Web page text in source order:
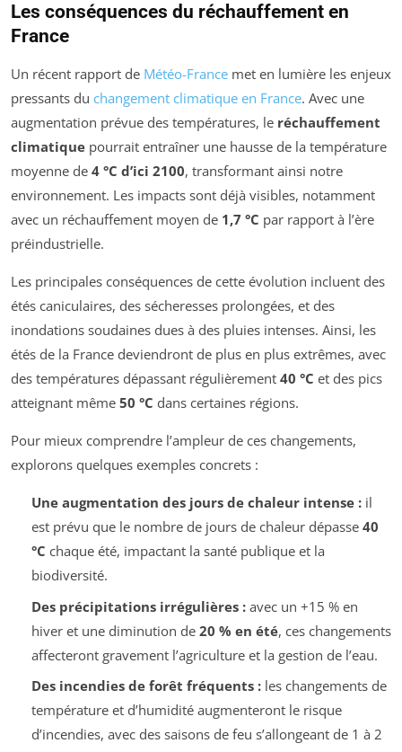
Les conséquences du réchauffement en
France
Un récent rapport de Météo-France met en lumière les enjeux
pressants du changement climatique en France. Avec une
augmentation prévue des températures, le réchauffement
climatique pourrait entraîner une hausse de la température
moyenne de 4 °C d’ici 2100, transformant ainsi notre
environnement. Les impacts sont déjà visibles, notamment
avec un réchauffement moyen de 1,7 °C par rapport à l’ère
préindustrielle.
Les principales conséquences de cette évolution incluent des
étés caniculaires, des sécheresses prolongées, et des
inondations soudaines dues à des pluies intenses. Ainsi, les
étés de la France deviendront de plus en plus extrêmes, avec
des températures dépassant régulièrement 40 °C et des pics
atteignant même 50 °C dans certaines régions.
Pour mieux comprendre l’ampleur de ces changements,
explorons quelques exemples concrets :
Une augmentation des jours de chaleur intense :il
est prévu que le nombre de jours de chaleur dépasse 40
°C chaque été, impactant la santé publique et la
biodiversité.
Des précipitations irrégulières :avec un +15 % en
hiver et une diminution de 20 % en été, ces changements
affecteront gravement l’agriculture et la gestion de l’eau.
Des incendies de forêt fréquents :les changements de
température et d’humidité augmenteront le risque
d’incendies, avec des saisons de feu s’allongeant de 1 à 2